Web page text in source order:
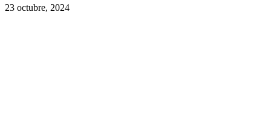
23 octubre, 2024